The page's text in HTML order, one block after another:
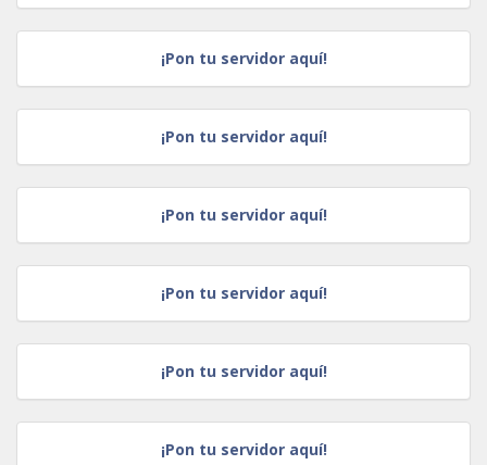
¡Pon tu servidor aquí!
¡Pon tu servidor aquí!
¡Pon tu servidor aquí!
¡Pon tu servidor aquí!
¡Pon tu servidor aquí!
¡Pon tu servidor aquí!